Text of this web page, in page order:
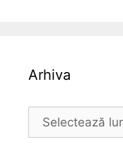
Arhiva
Arhiva